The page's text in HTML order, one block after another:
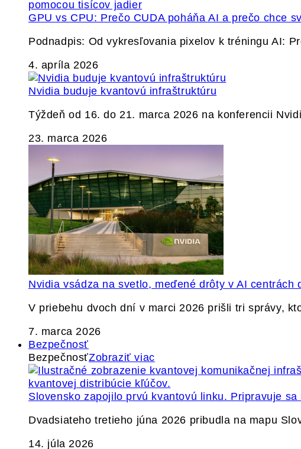
GPU vs CPU: Prečo CUDA poháňa AI a prečo chce
Podnadpis: Od vykresľovania pixelov k tréningu AI:
4. apríla 2026
Nvidia buduje kvantovú infraštruktúru
Týždeň od 16. do 21. marca 2026 na konferencii
23. marca 2026
Nvidia vsádza na svetlo, meďené drôty v AI centrách
V priebehu dvoch dní v marci 2026 prišli tri správy,
7. marca 2026
Bezpečnosť
BezpečnosťZobraziť viac
Slovensko zapojilo prvú kvantovú linku. Pripravuje
Dvadsiateho tretieho júna 2026 pribudla na mapu
14. júla 2026